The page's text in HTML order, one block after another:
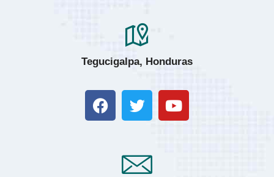
Tegucigalpa, Honduras